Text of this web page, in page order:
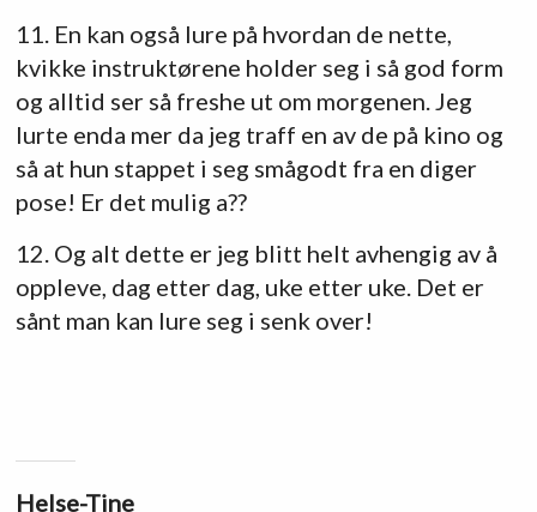
11. En kan også lure på hvordan de nette,
kvikke instruktørene holder seg i så god form
og alltid ser så freshe ut om morgenen. Jeg
lurte enda mer da jeg traff en av de på kino og
så at hun stappet i seg smågodt fra en diger
pose! Er det mulig a??
12. Og alt dette er jeg blitt helt avhengig av å
oppleve, dag etter dag, uke etter uke. Det er
sånt man kan lure seg i senk over!
Helse-Tine